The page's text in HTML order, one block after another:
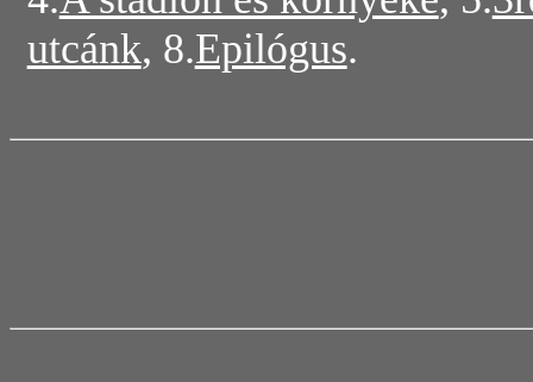
utcánk, 8.Epilógus.